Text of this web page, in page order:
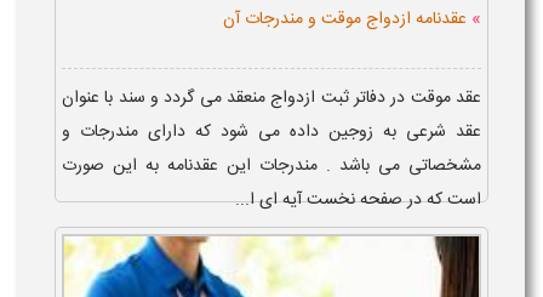
» عقدنامه ازدواج موقت و مندرجات آن
عقد موقت در دفاتر ثبت ازدواج منعقد می گردد و سند با عنوان
عقد شرعی به زوجین داده می شود که دارای مندرجات و
مشخصاتی می باشد . مندرجات این عقدنامه به این صورت
است که در صفحه نخست آیه ای ا...